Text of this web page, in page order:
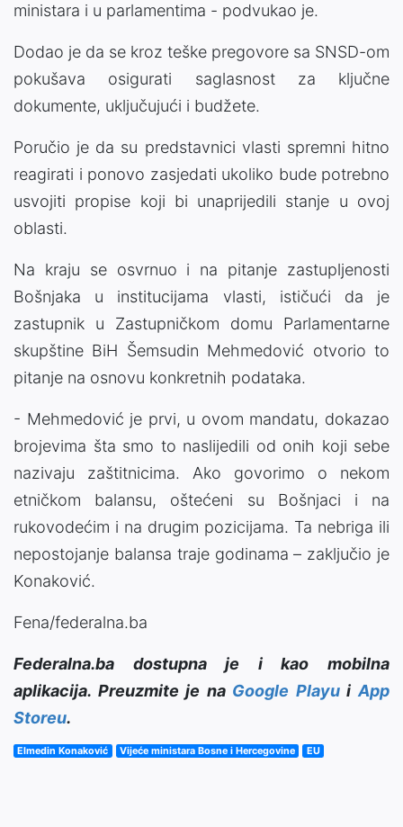
ministara i u parlamentima - podvukao je.
Dodao je da se kroz teške pregovore sa SNSD-om
pokušava osigurati saglasnost za ključne
dokumente, uključujući i budžete.
Poručio je da su predstavnici vlasti spremni hitno
reagirati i ponovo zasjedati ukoliko bude potrebno
usvojiti propise koji bi unaprijedili stanje u ovoj
oblasti.
Na kraju se osvrnuo i na pitanje zastupljenosti
Bošnjaka u institucijama vlasti, ističući da je
zastupnik u Zastupničkom domu Parlamentarne
skupštine BiH Šemsudin Mehmedović otvorio to
pitanje na osnovu konkretnih podataka.
- Mehmedović je prvi, u ovom mandatu, dokazao
brojevima šta smo to naslijedili od onih koji sebe
nazivaju zaštitnicima. Ako govorimo o nekom
etničkom balansu, oštećeni su Bošnjaci i na
rukovodećim i na drugim pozicijama. Ta nebriga ili
nepostojanje balansa traje godinama – zaključio je
Konaković.
Fena/federalna.ba
Federalna.ba dostupna je i kao mobilna
aplikacija. Preuzmite je na Google PlayuiApp
Storeu.
Elmedin Konaković Vijeće ministara Bosne i Hercegovine EU